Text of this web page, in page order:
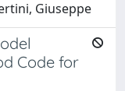
Giuseppe
Code for